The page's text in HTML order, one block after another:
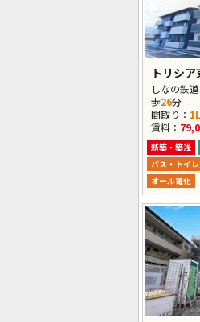
トリシ
しなの鉄
歩26分
間取り：
賃料：
新築・築浅
バス・トイ
オール電化